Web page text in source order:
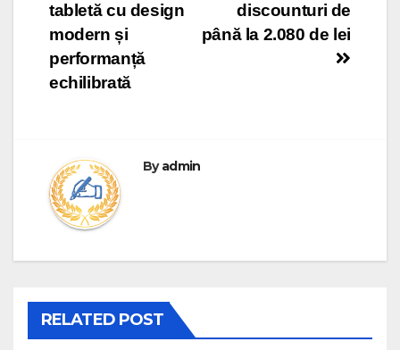
discounturi de
până la 2.080 de lei
tabletă cu design
modern și
performanță
echilibrată
Byadmin
RELATED POST